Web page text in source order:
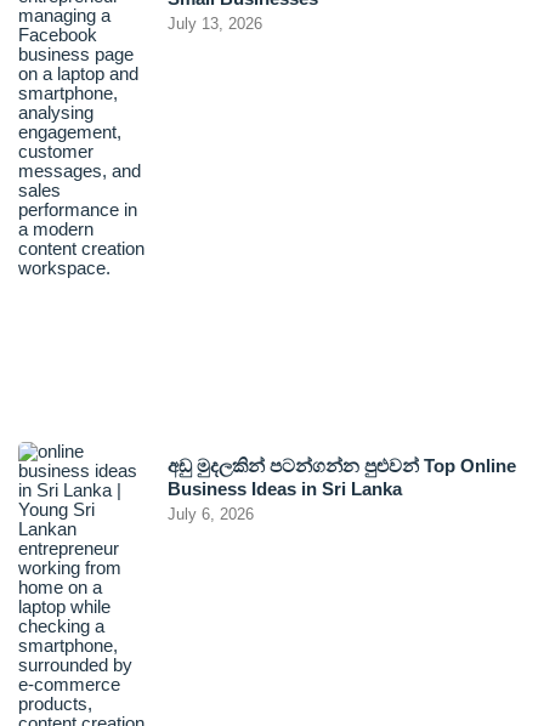
July 13, 2026
අඩු මුදලකින් පටන්ගන්න පුළුවන් Top Online
Business Ideas in Sri Lanka
July 6, 2026